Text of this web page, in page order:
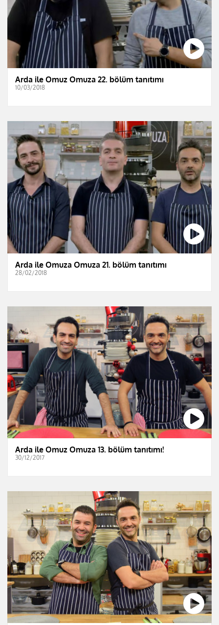
Arda ile Omuz Omuza 22. bölüm tanıtımı
10/03/2018
Arda ile Omuza Omuza 21. bölüm tanıtımı
28/02/2018
Arda ile Omuz Omuza 13. bölüm tanıtımı!
30/12/2017